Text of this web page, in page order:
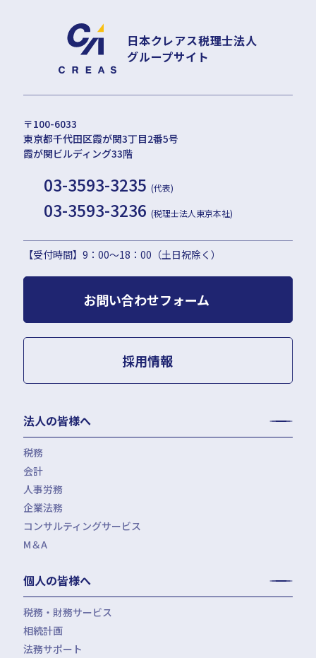
日本クレアス税理士法人
グループサイト
〒100-6033
東京都千代田区霞が関3丁目2番5号
霞が関ビルディング33階
03-3593-3235 (代表)
03-3593-3236 (税理士法人東京本社)
【受付時間】9：00〜18：00（土日祝除く）
お問い合わせフォーム
採用情報
法人の皆様へ
税務
月次決算・税務顧問・税務申告書作成
税務調査対応（会計・税務）
税務セカンドオピニオン
組織再編税制・国際税務
四半期決算サポート
会計
BPO・会計アウトソーシング
会社設立（スタートアップサポート）・クラウド会計導入
決算開示書類（有報・短信等）作成・IFRS対応サポート
人事労務
人事労務アウトソーシング（給与計算・社会保険手続）
労使トラブル対応
労務デューデリジェンス・労務コンプライアンス調査
企業法務
企業法務・法務顧問・事業再生・債権回収
コンサルティングサービス
FAS（財務デューデリジェンス・株価算定・PPA）
IPOコンサルティング
企業再編コンサルティング
補助金・助成金申請・建設許認可等
公益法人会計サービス
M＆A
個人の皆様へ
税務・財務サービス
相続税申告・贈与税申告
所得税確定申告
相続計画
遺言書作成・家族信託・後見人
法務サポート